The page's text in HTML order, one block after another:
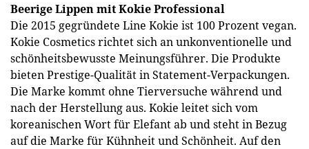
Beerige Lippen mit Kokie Professional
Die 2015 gegründete Line Kokie ist 100 Prozent vegan.
Kokie Cosmetics richtet sich an unkonventionelle und
schönheitsbewusste Meinungsführer. Die Produkte
bieten Prestige-Qualität in Statement-Verpackungen.
Die Marke kommt ohne Tierversuche während und
nach der Herstellung aus. Kokie leitet sich vom
koreanischen Wort für Elefant ab und steht in Bezug
auf die Marke für Kühnheit und Schönheit. Auf den